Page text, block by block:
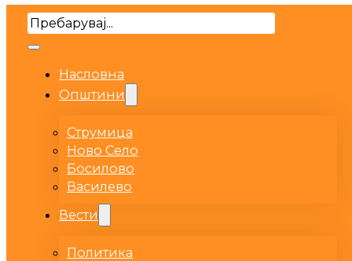
Search
Насловна
Општини
Струмица
Ново Село
Босилово
Василево
Вести
Политика